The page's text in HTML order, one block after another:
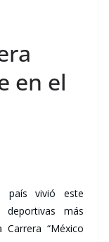
en el
país vivió este
más
“México